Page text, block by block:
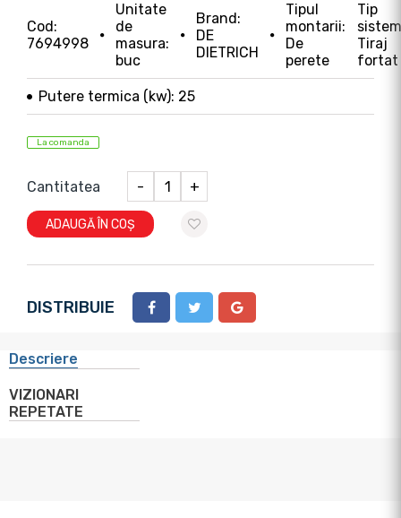
Cod:
7694998
Unitate
de
masura:
buc
Brand:
DE
DIETRICH
Tipul
montarii:
De
perete
Tip
Tiraj
fortat
Putere termica (kw): 25
La comanda
Cantitatea - +
ADAUGĂ ÎN COȘ
DISTRIBUIE
Descriere
VIZIONARI
REPETATE